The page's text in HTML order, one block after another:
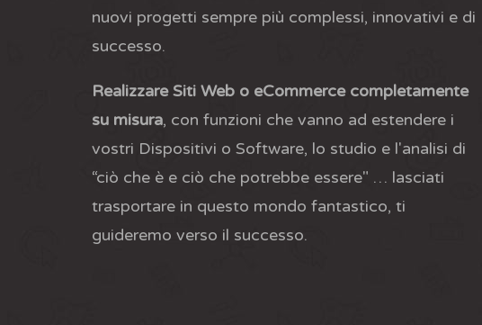
nuovi progetti sempre più complessi, innovativi e di
successo.
Realizzare Siti Web o eCommerce completamente
su misura, con funzioni che vanno ad estendere i
vostri Dispositivi o Software, lo studio e l'analisi di
“ciò che è e ciò che potrebbe essere" … lasciati
trasportare in questo mondo fantastico, ti
guideremo verso il successo.